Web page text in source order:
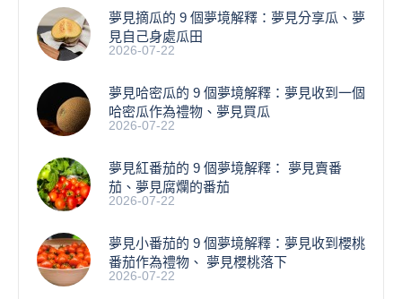
夢見摘瓜的 9 個夢境解釋：夢見分享瓜、夢
見自己身處瓜田
2026-07-22
夢見哈密瓜的 9 個夢境解釋：夢見收到一個
哈密瓜作為禮物、夢見買瓜
2026-07-22
夢見紅番茄的 9 個夢境解釋： 夢見賣番
茄、夢見腐爛的番茄
2026-07-22
​夢見小番茄的 9 個夢境解釋：夢見收到櫻桃
番茄作為禮物、 夢見櫻桃落下
2026-07-22